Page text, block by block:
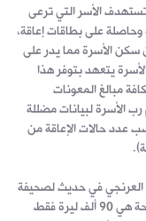
الأسر التي ترعى
وحاصلة على بطاقات إعاقة،
سكن الأسرة مما يدر على
يتعهد بتوفر هذا
مبالغ المعونات
الأسرة لبيانات مضللة
عدد حالات الإعاقة من
في حديث لصحيفة
"البعث" التابعة للنظام، إلى أن القيمة المقترحة هي 90 ألف ليرة فقط